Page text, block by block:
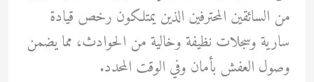
من السائقين المحترفين الذين يمتلكون رخص قيادة
سارية وسجلات نظيفة وخالية من الحوادث، مما يضمن
وصول العفش بأمان وفي الوقت المحدد.